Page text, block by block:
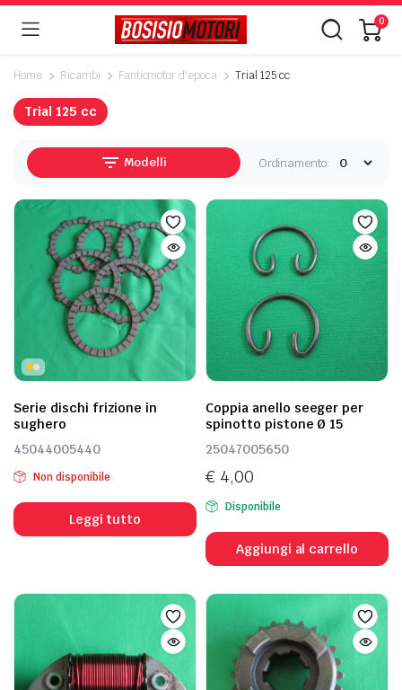
0
Home Ricambi Fanticmotor d'epoca Trial 125 cc
Trial 125 cc
Modelli Ordinamento:
Serie dischi frizione in
sughero
45044005440
Non disponibile
Leggi tutto
Coppia anello seeger per
spinotto pistone Ø 15
25047005650
€ 4,00
Disponibile
Aggiungi al carrello